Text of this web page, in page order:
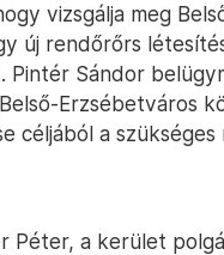
vizsgálja meg
új rendőrőrs
Pintér Sándor
Erzsébetváros
céljából a
Péter, a kerület